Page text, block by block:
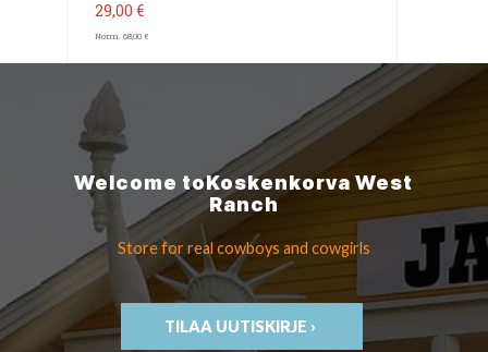
29,00 €
Norm. 68,00 €
Welcome toKoskenkorvaWest
Ranch
Store for real cowboys and cowgirls
TILAA UUTISKIRJE ›